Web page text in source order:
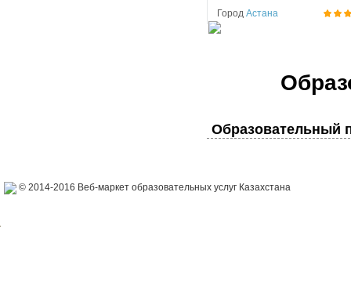
Город Астана
Образовательный
© 2014-2016 Веб-маркет образовательных услуг Казахстана